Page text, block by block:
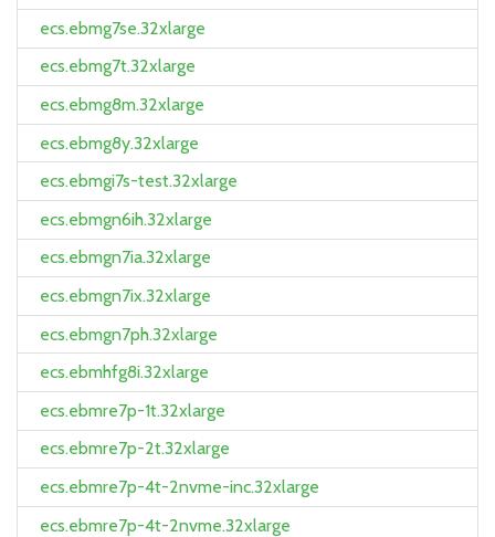
ecs.ebmg7se.32xlarge
ecs.ebmg7t.32xlarge
ecs.ebmg8m.32xlarge
ecs.ebmg8y.32xlarge
ecs.ebmgi7s-test.32xlarge
ecs.ebmgn6ih.32xlarge
ecs.ebmgn7ia.32xlarge
ecs.ebmgn7ix.32xlarge
ecs.ebmgn7ph.32xlarge
ecs.ebmhfg8i.32xlarge
ecs.ebmre7p-1t.32xlarge
ecs.ebmre7p-2t.32xlarge
ecs.ebmre7p-4t-2nvme-inc.32xlarge
ecs.ebmre7p-4t-2nvme.32xlarge